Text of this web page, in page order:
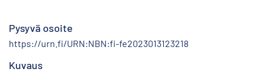
Pysyvä osoite
https://urn.fi/URN:NBN:fi-fe2023013123218
Kuvaus